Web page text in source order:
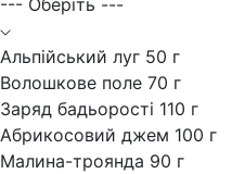
--- Оберіть ---
Альпійський луг 50 г
Волошкове поле 70 г
Заряд бадьорості 110 г
Абрикосовий джем 100 г
Малина-троянда 90 г